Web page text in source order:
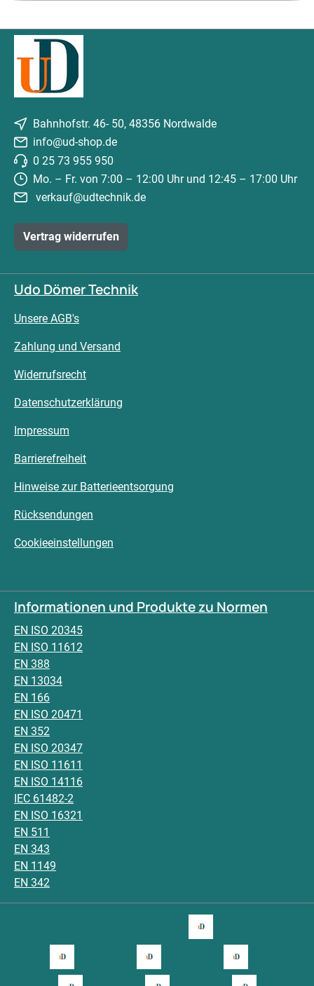
Bahnhofstr. 46- 50, 48356 Nordwalde
info@ud-shop.de
0 25 73 955 950
Mo. – Fr. von 7:00 – 12:00 Uhr und 12:45 – 17:00 Uhr
verkauf@udtechnik.de
Vertrag widerrufen
Udo Dömer Technik
Unsere AGB's
Zahlung und Versand
Widerrufsrecht
Datenschutzerklärung
Impressum
Barrierefreiheit
Hinweise zur Batterieentsorgung
Rücksendungen
Cookieeinstellungen
Informationen und Produkte zu Normen
EN ISO 20345
EN ISO 11612
EN 388
EN 13034
EN 166
EN ISO 20471
EN 352
EN ISO 20347
EN ISO 11611
EN ISO 14116
IEC 61482-2
EN ISO 16321
EN 511
EN 343
EN 1149
EN 342